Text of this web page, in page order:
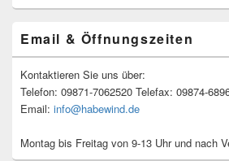
Email & Öffnungszeiten
Kontaktieren Sie uns über:
Telefon: 09871-7062520 Telefax: 09874-
Email: info@habewind.de
Montag bis Freitag von 9-13 Uhr und nach